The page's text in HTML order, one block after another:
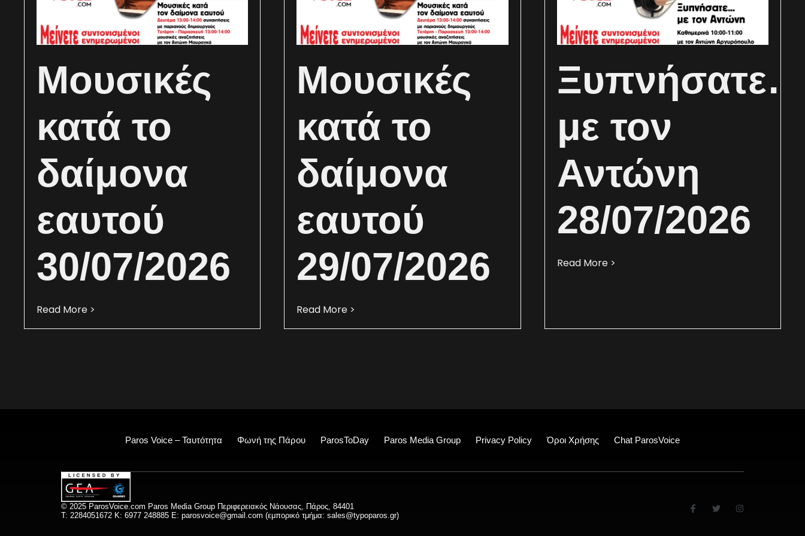
Μουσικές
κατά το
δαίμονα
εαυτού
30/07/2026
Read More >
Μουσικές
κατά το
δαίμονα
εαυτού
29/07/2026
Read More >
Ξυπνήσατε…
με τον
Αντώνη
28/07/2026
Read More >
Paros Voice – Ταυτότητα Φωνή της Πάρου ParosToDay Paros Media Group Privacy Policy Όροι Χρήσης Chat ParosVoice
© 2025 ParosVoice.com Paros Media Group Περιφερειακός Νάουσας, Πάρος, 84401
T: 2284051672 Κ: 6977 248885 E: parosvoice@gmail.com (εμπορικό τμήμα: sales@typoparos.gr)